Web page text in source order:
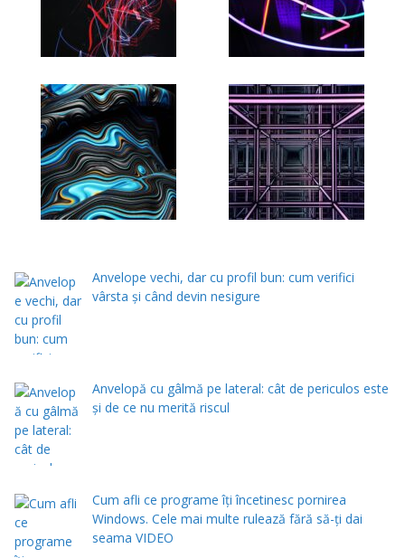
Anvelope vechi, dar cu profil bun: cum verifici
vârsta și când devin nesigure
Anvelopă cu gâlmă pe lateral: cât de periculos este
și de ce nu merită riscul
Cum afli ce programe îți încetinesc pornirea
Windows. Cele mai multe rulează fără să-ți dai
seama VIDEO